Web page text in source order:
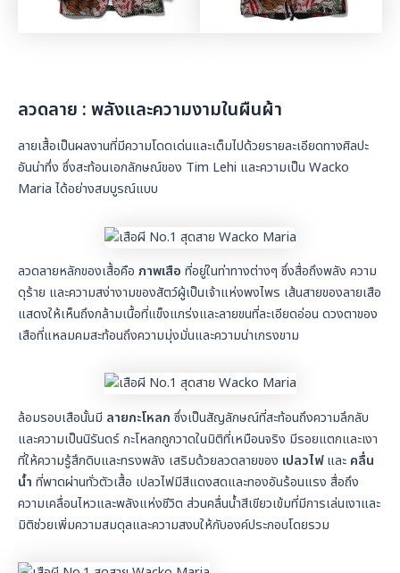
ลวดลาย : พลังและความงามในผืนผ้า
ลายเสื้อเป็นผลงานที่มีความโดดเด่นและเต็มไปด้วยรายละเอียดทางศิลปะ
อันน่าทึ่ง ซึ่งสะท้อนเอกลักษณ์ของ Tim Lehi และความเป็น Wacko
Maria ได้อย่างสมบูรณ์แบบ
ลวดลายหลักของเสื้อคือ ภาพเสือ ที่อยู่ในท่าทางต่างๆ ซึ่งสื่อถึงพลัง ความ
ดุร้าย และความสง่างามของสัตว์ผู้เป็นเจ้าแห่งพงไพร เส้นสายของลายเสือ
แสดงให้เห็นถึงกล้ามเนื้อที่แข็งแกร่งและลายขนที่ละเอียดอ่อน ดวงตาของ
เสือที่แหลมคมสะท้อนถึงความมุ่งมั่นและความน่าเกรงขาม
ล้อมรอบเสือนั้นมี ลายกะโหลก ซึ่งเป็นสัญลักษณ์ที่สะท้อนถึงความลึกลับ
และความเป็นนิรันดร์ กะโหลกถูกวาดในมิติที่เหมือนจริง มีรอยแตกและเงา
ที่ให้ความรู้สึกดิบและทรงพลัง เสริมด้วยลวดลายของ เปลวไฟและ คลื่น
น้ำ ที่พาดผ่านทั่วตัวเสื้อ เปลวไฟมีสีแดงสดและทองอันร้อนแรง สื่อถึง
ความเคลื่อนไหวและพลังแห่งชีวิต ส่วนคลื่นน้ำสีเขียวเข้มที่มีการเล่นเงาและ
มิติช่วยเพิ่มความสมดุลและความสงบให้กับองค์ประกอบโดยรวม